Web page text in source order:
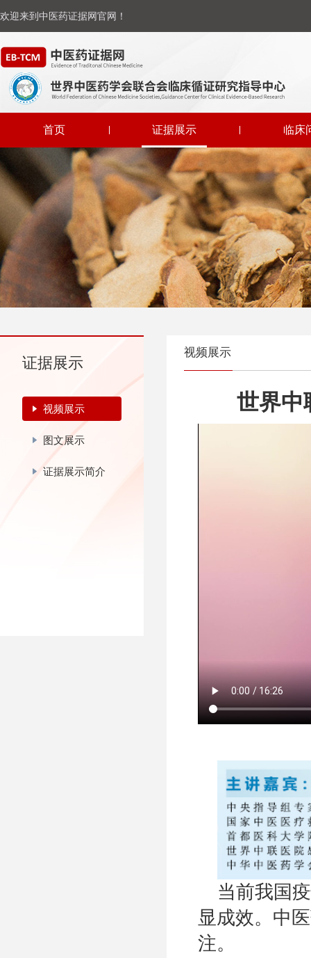
欢迎来到中医药证据网官网！
首页 证据展示 临床
证据展示
视频展示
图文展示
证据展示简介
视频展示
世界中
当前我国
显成效。中
注。